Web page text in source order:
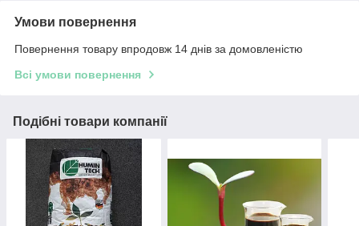
Умови повернення
Повернення товару впродовж 14 днів за домовленістю
Всі умови повернення
Подібні товари компанії